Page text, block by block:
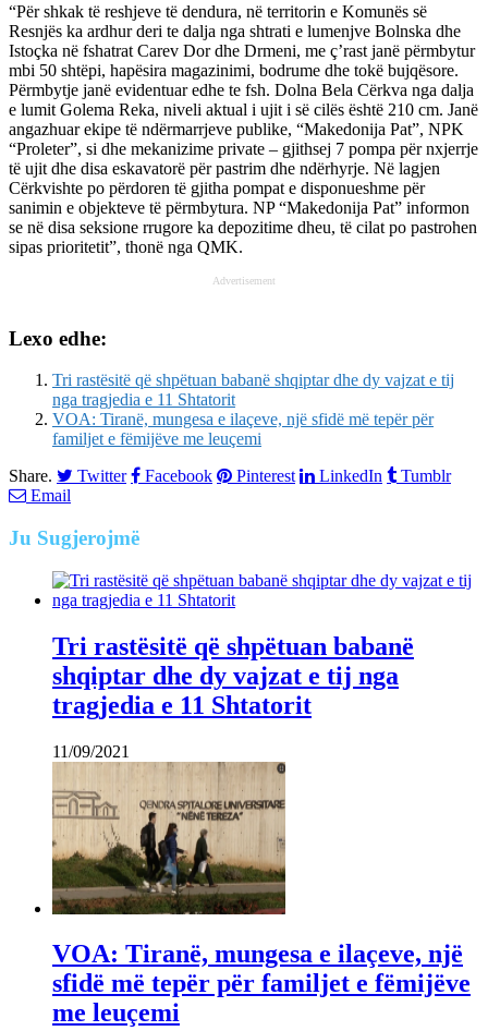
“Për shkak të reshjeve të dendura, në territorin e Komunës së
Resnjës ka ardhur deri te dalja nga shtrati e lumenjve Bolnska dhe
Istoçka në fshatrat Carev Dor dhe Drmeni, me ç’rast janë përmbytur
mbi 50 shtëpi, hapësira magazinimi, bodrume dhe tokë bujqësore.
Përmbytje janë evidentuar edhe te fsh. Dolna Bela Cërkva nga dalja
e lumit Golema Reka, niveli aktual i ujit i së cilës është 210 cm. Janë
angazhuar ekipe të ndërmarrjeve publike, “Makedonija Pat”, NPK
“Proleter”, si dhe mekanizime private – gjithsej 7 pompa për nxjerrje
të ujit dhe disa eskavatorë për pastrim dhe ndërhyrje. Në lagjen
Cërkvishte po përdoren të gjitha pompat e disponueshme për
sanimin e objekteve të përmbytura. NP “Makedonija Pat” informon
se në disa seksione rrugore ka depozitime dheu, të cilat po pastrohen
sipas prioritetit”, thonë nga QMK.
Advertisement
Lexo edhe:
Tri rastësitë që shpëtuan babanë shqiptar dhe dy vajzat e tij
nga tragjedia e 11 Shtatorit
VOA: Tiranë, mungesa e ilaçeve, një sfidë më tepër për
familjet e fëmijëve me leuçemi
Share.
Twitter Facebook Pinterest LinkedIn
Tumblr
Email
Ju Sugjerojmë
Tri rastësitë që shpëtuan babanë
shqiptar dhe dy vajzat e tij nga
tragjedia e 11 Shtatorit
11/09/2021
VOA: Tiranë, mungesa e ilaçeve, një
sfidë më tepër për familjet e fëmijëve
me leuçemi